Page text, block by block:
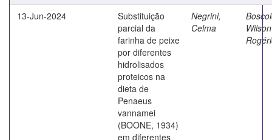
13-Jun-2024
Substituição
parcial da
farinha de peixe
por diferentes
hidrolisados
proteicos na
dieta de
Penaeus
vannamei
(BOONE, 1934)
em diferentes
Negrini,
Celma
Wilson